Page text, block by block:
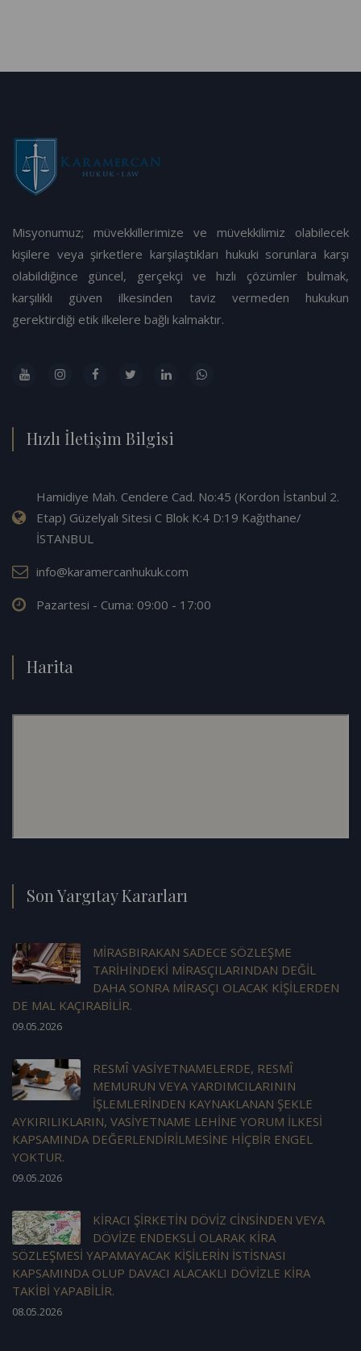
Misyonumuz; müvekkillerimize ve müvekkilimiz olabilecek
kişilere veya şirketlere karşılaştıkları hukuki sorunlara karşı
olabildiğince güncel, gerçekçi ve hızlı çözümler bulmak,
karşılıklı güven ilkesinden taviz vermeden hukukun
gerektirdiği etik ilkelere bağlı kalmaktır.
Hızlı İletişim Bilgisi
Hamidiye Mah. Cendere Cad. No:45 (Kordon İstanbul 2.
Etap) Güzelyalı Sitesi C Blok K:4 D:19 Kağıthane/
İSTANBUL
info@karamercanhukuk.com
Pazartesi - Cuma: 09:00 - 17:00
Harita
Son Yargıtay Kararları
MİRASBIRAKAN SADECE SÖZLEŞME
TARİHİNDEKİ MİRASÇILARINDAN DEĞİL
DAHA SONRA MİRASÇI OLACAK KİŞİLERDEN
DE MAL KAÇIRABİLİR.
09.05.2026
RESMÎ VASİYETNAMELERDE, RESMÎ
MEMURUN VEYA YARDIMCILARININ
İŞLEMLERİNDEN KAYNAKLANAN ŞEKLE
AYKIRILIKLARIN, VASİYETNAME LEHİNE YORUM İLKESİ
KAPSAMINDA DEĞERLENDİRİLMESİNE HİÇBİR ENGEL
YOKTUR.
09.05.2026
KİRACI ŞİRKETİN DÖVİZ CİNSİNDEN VEYA
DÖVİZE ENDEKSLİ OLARAK KİRA
SÖZLEŞMESİ YAPAMAYACAK KİŞİLERİN İSTİSNASI
KAPSAMINDA OLUP DAVACI ALACAKLI DÖVİZLE KİRA
TAKİBİ YAPABİLİR.
08.05.2026